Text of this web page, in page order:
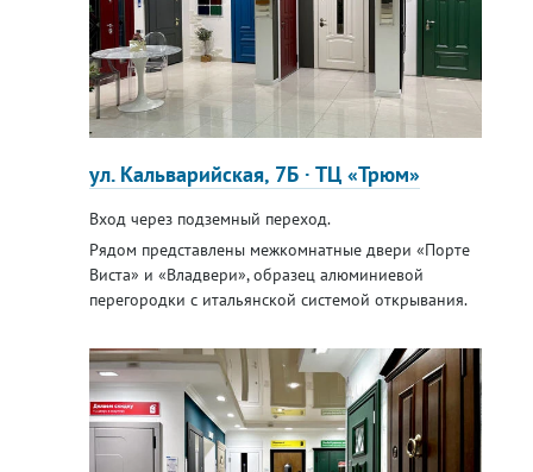
ул. Кальварийская, 7Б · ТЦ «Трюм»
Вход через подземный переход.
Рядом представлены межкомнатные двери «Порте
Виста» и «Владвери», образец алюминиевой
перегородки с итальянской системой открывания.